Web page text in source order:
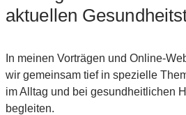
aktuellen
In meinen Vorträgen und Online-
wir gemeinsam tief in spezielle
im Alltag und bei gesundheitlichen
begleiten.